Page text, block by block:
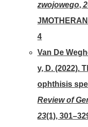
zwojowego,
4
Van De
y, D. (2022).
ophthisis
Review of
23(1),